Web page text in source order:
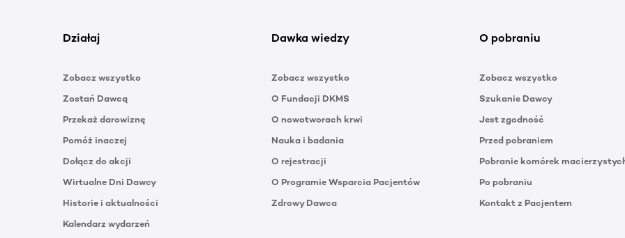
Działaj
Zobacz wszystko
Zostań Dawcą
Przekaż darowiznę
Pomóż inaczej
Dołącz do akcji
Wirtualne Dni Dawcy
Historie i aktualności
Kalendarz wydarzeń
Dawka wiedzy
Zobacz wszystko
O Fundacji DKMS
O nowotworach krwi
Nauka i badania
O rejestracji
O Programie Wsparcia Pacjentów
Zdrowy Dawca
O pobraniu
Zobacz wszystko
Szukanie Dawcy
Jest zgodność
Przed pobraniem
Pobranie komórek
Po pobraniu
Kontakt z Pacjentem